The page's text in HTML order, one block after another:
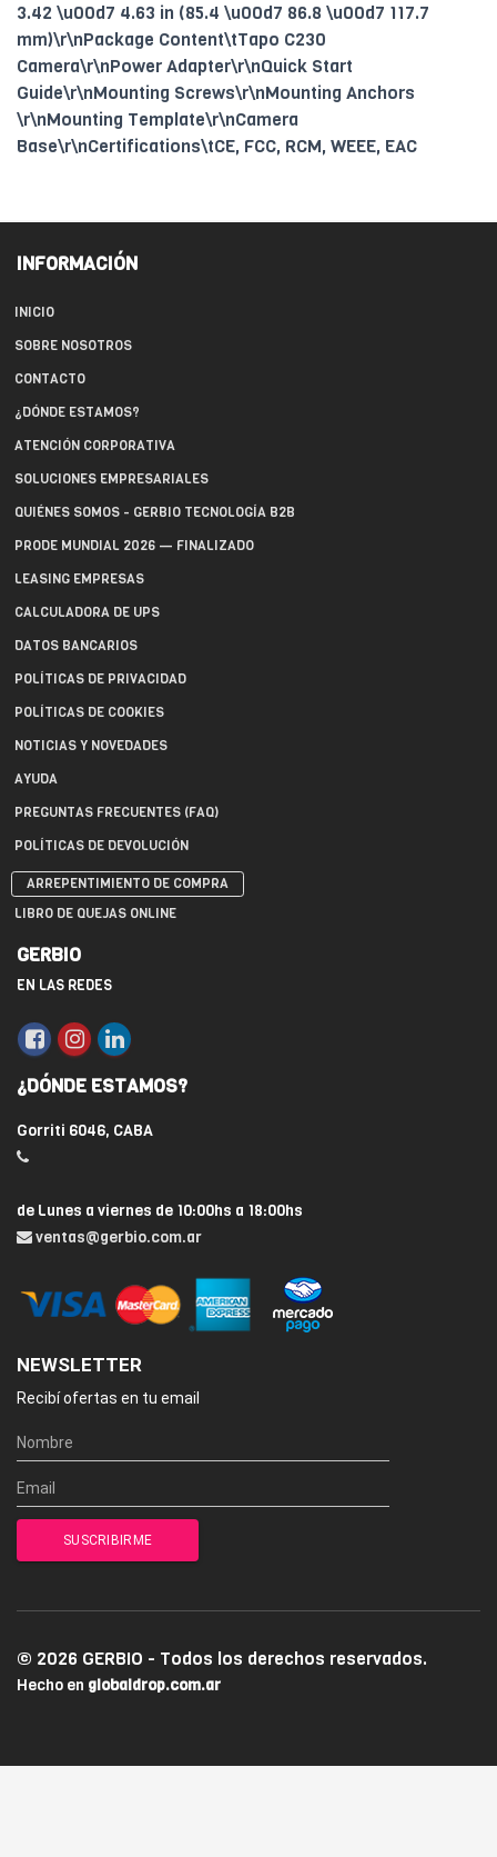
3.42 \u00d7 4.63 in (85.4 \u00d7 86.8 \u00d7 117.7
mm)\r\nPackage Content\tTapo C230
Camera\r\nPower Adapter\r\nQuick Start
Guide\r\nMounting Screws\r\nMounting Anchors
\r\nMounting Template\r\nCamera
Base\r\nCertifications\tCE, FCC, RCM, WEEE, EAC
INFORMACIÓN
INICIO
SOBRE NOSOTROS
CONTACTO
¿DÓNDE ESTAMOS?
ATENCIÓN CORPORATIVA
SOLUCIONES EMPRESARIALES
QUIÉNES SOMOS - GERBIO TECNOLOGÍA B2B
PRODE MUNDIAL 2026 — FINALIZADO
LEASING EMPRESAS
CALCULADORA DE UPS
DATOS BANCARIOS
POLÍTICAS DE PRIVACIDAD
POLÍTICAS DE COOKIES
NOTICIAS Y NOVEDADES
AYUDA
PREGUNTAS FRECUENTES (FAQ)
POLÍTICAS DE DEVOLUCIÓN
ARREPENTIMIENTO DE COMPRA
LIBRO DE QUEJAS ONLINE
GERBIO
EN LAS REDES
¿DÓNDE ESTAMOS?
Gorriti 6046, CABA
de Lunes a viernes de 10:00hs a 18:00hs
ventas@gerbio.com.ar
NEWSLETTER
Recibí ofertas en tu email
© 2026 GERBIO - Todos los derechos reservados.
Hecho en globaldrop.com.ar